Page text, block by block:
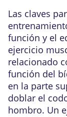
Las claves
función y el
ejercicio
relacionado
función del
en la parte
doblar el
hombro. Un